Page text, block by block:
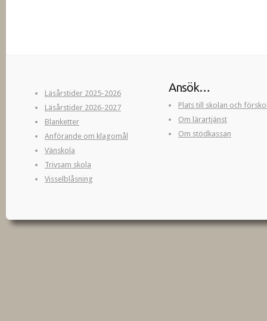
Läsårstider 2025-2026
Läsårstider 2026-2027
Blanketter
Anförande om klagomål
Vänskola
Trivsam skola
Visselblåsning
Ansök…
Plats till skolan och
Om lärartjänst
Om stödkassan